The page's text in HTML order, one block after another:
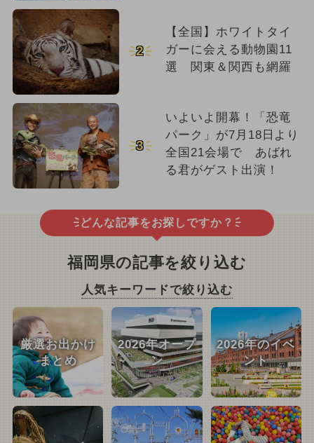
2
【全国】ホワイトタイ
ガーに会える動物園11
選 関東＆関西も網羅
3
いよいよ開幕！「恐竜
パーク」が7月18日より
全国21会場で あばれ
る君がゲスト出演！
どんな記事をお探しですか？
福岡県の記事を絞り込む
人気キーワードで絞り込む
厳選お出かけ
まとめ
2026年オープ
ン
2026年のイベ
ント